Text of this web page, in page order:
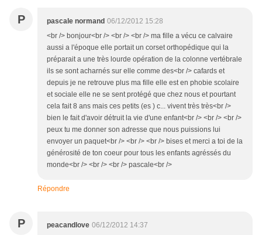
P pascale normand 06/12/2012 15:28
<br /> bonjour<br /> <br /> <br /> ma fille a vécu ce calvaire
aussi a l'époque elle portait un corset orthopédique qui la
préparait a une très lourde opération de la colonne vertébrale
ils se sont acharnés sur elle comme des<br /> cafards et
depuis je ne retrouve plus ma fille elle est en phobie scolaire
et sociale elle ne se sent protégé que chez nous et pourtant
cela fait 8 ans mais ces petits (es ) c... vivent très très<br />
bien le fait d'avoir détruit la vie d'une enfant<br /> <br /> <br />
peux tu me donner son adresse que nous puissions lui
envoyer un paquet<br /> <br /> <br /> bises et merci a toi de la
générosité de ton coeur pour tous les enfants agréssés du
monde<br /> <br /> <br /> pascale<br />
Répondre
P peacandlove 06/12/2012 14:37